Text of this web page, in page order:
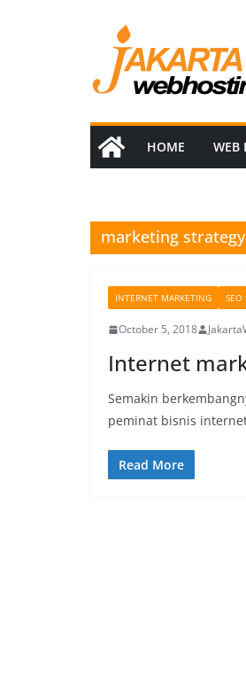
HOME WEB
marketing strategy
INTERNET MARKETING SEO
October 5, 2018
Internet
Semakin
peminat bisnis
Read More